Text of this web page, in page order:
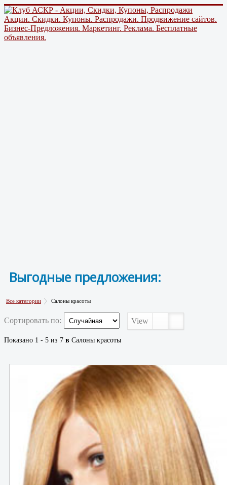
Акции. Скидки. Купоны. Распродажи. Продвижение сайтов.
Бизнес-Предложения. Маркетинг. Реклама. Бесплатные
объявления.
Выгодные предложения:
Все категории Салоны красоты
Сортировать по: View
Показано 1 - 5 из 7 в Салоны красоты